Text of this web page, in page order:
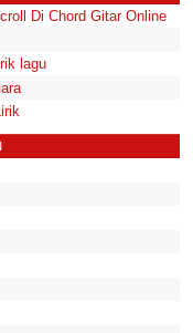
Di Chord Gitar Online
lagu